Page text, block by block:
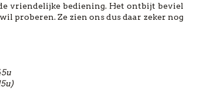
vriendelijke bediening. Het ontbijt beviel
proberen. Ze zien ons dus daar zeker nog